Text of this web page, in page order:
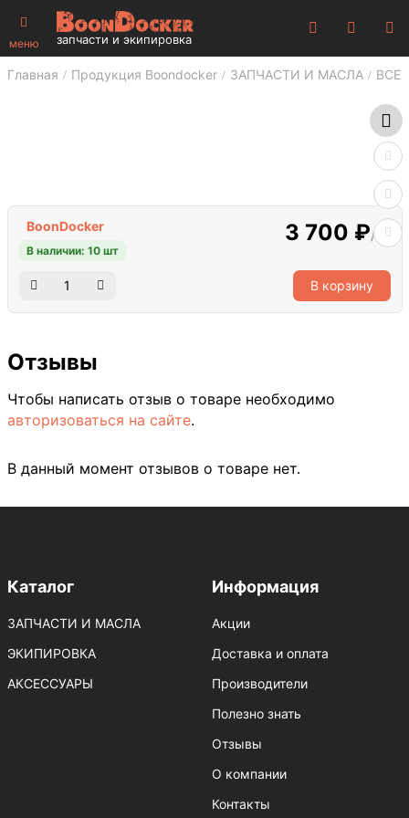
меню запчасти и экипировка
Главная Продукция Boondocker ЗАПЧАСТИ И МАСЛА ВСЕ
BoonDocker
В наличии: 10 шт
3 700 ₽/шт
В корзину
Отзывы
Чтобы написать отзыв о товаре необходимо
авторизоваться на сайте.
В данный момент отзывов о товаре нет.
Каталог
ЗАПЧАСТИ И МАСЛА
ЭКИПИРОВКА
АКСЕССУАРЫ
Информация
Акции
Доставка и оплата
Производители
Полезно знать
Отзывы
О компании
Контакты